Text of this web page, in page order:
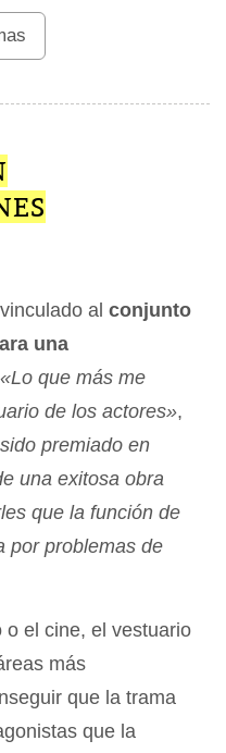
al conjunto
una
«Lo que más me
de los actores»,
premiado en
una exitosa obra
que la función de
por problemas de
o el cine, el vestuario
más
que la trama
que la